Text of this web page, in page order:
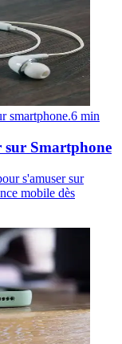
smartphone.6 min
sur Smartphone
s'amuser sur
mobile dès